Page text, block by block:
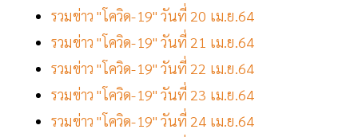
รวมข่าว "โควิด-19" วันที่ 20 เม.ย.64
รวมข่าว "โควิด-19" วันที่ 21 เม.ย.64
รวมข่าว "โควิด-19" วันที่ 22 เม.ย.64
รวมข่าว "โควิด-19" วันที่ 23 เม.ย.64
รวมข่าว "โควิด-19" วันที่ 24 เม.ย.64